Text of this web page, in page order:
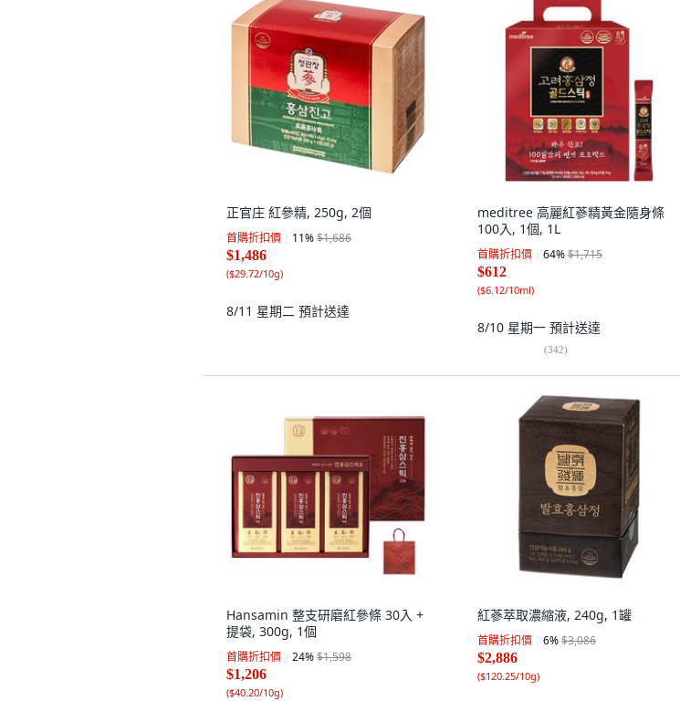
正官庄 紅參精, 250g, 2個
首購折扣價 11%$1,686
$1,486
($29.72/10g)
8/11 星期二 預計送達
meditree 高麗紅蔘精黃金隨身條
100入, 1個, 1L
首購折扣價 64%$1,715
$612
($6.12/10ml)
8/10 星期一 預計送達
(342)
Hansamin 整支研磨紅參條 30入 +
提袋, 300g, 1個
首購折扣價 24%$1,598
$1,206
($40.20/10g)
紅蔘萃取濃縮液, 240g, 1罐
首購折扣價 6%$3,086
$2,886
($120.25/10g)